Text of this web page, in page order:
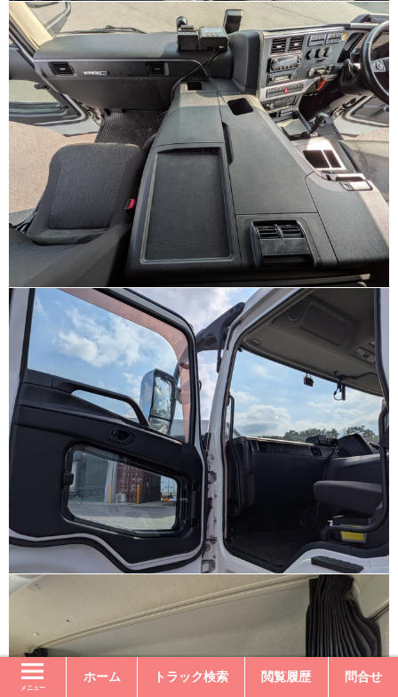
メニュー
ホーム トラック検索 閲覧履歴 問合せ